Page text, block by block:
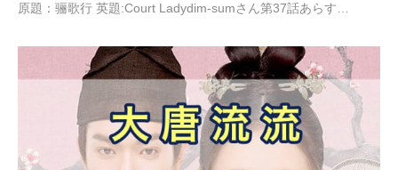
原題：骊歌行 英題:Court Ladydim-sumさん第37話あらす…